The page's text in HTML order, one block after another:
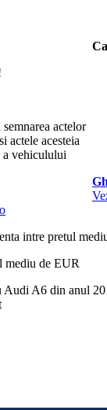
actelor
actele acesteia
a vehiculului
intre pretul
mediu de EUR
Audi A6 din anul